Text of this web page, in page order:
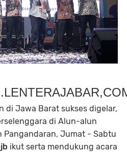
di Jawa Barat sukses digelar,
di Alun-alun
Pangandaran, Jumat - Sabtu
ikut serta mendukung acara